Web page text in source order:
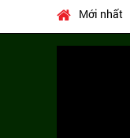
Mới nhất